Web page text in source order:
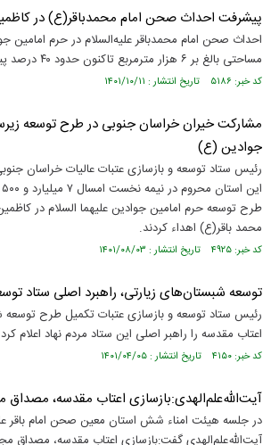
پیشرفت احداث صحن امام محمدباقر(ع) در
احداث صحن امام محمدباقر علیه‌السلام در حرم امامین
مساحتی بالغ بر ۶ هزار مترمربع تاکنون حدود ۴۰ درصد پیشرفت داشته است.
کد خبر: ۵۱۸۶ تاریخ انتشار : ۱۴۰۱/۱۰/۱۱
مشارکت خیران خراسان جنوبی در طرح توسعه
جوادین (ع)
رئیس ستاد توسعه و بازسازی عتبات عالیات خراسان
طرح توسعه حرم امامین جوادین علیهما السلام در
محمد باقر(ع) اهداء کردند.
کد خبر: ۴۹۲۵ تاریخ انتشار : ۱۴۰۱/۰۸/۰۳
توسعه شبستان‌های زیارتی، راهبرد اصلی ستاد
رئیس ستاد توسعه و بازسازی عتبات تکمیل طرح توسعه
اعتاب مقدسه را راهبر اصلی این ستاد مردم نهاد اعلام
کد خبر: ۴۱۵۰ تاریخ انتشار : ۱۴۰۱/۰۴/۰۵
آیت‌الله‌علم‌الهدی:بازسازی اعتاب مقدسه،
در جلسه هیئت امناء شش استان معین صحن امام باقر
آیت‌الله‌علم‌الهدی گفت:بازسازی اعتاب مقدسه،